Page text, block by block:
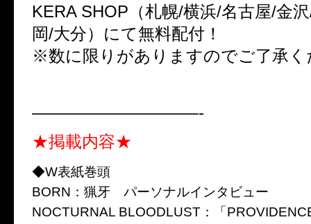
KERA SHOP（札幌/横浜/名古屋/金
岡/大分）にて無料配付！
※数に限りがありますのでご了承
——————————-
★掲載内容★
◆W表紙巻頭
BORN：猟牙 パーソナルインタビュー
NOCTURNAL BLOODLUST：「